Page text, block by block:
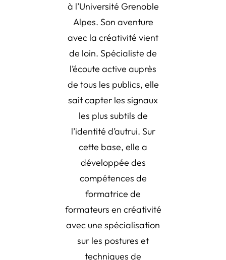
à l’Université Grenoble
Alpes. Son aventure
avec la créativité vient
de loin. Spécialiste de
l’écoute active auprès
de tous les publics, elle
sait capter les signaux
les plus subtils de
l’identité d’autrui. Sur
cette base, elle a
développée des
compétences de
formatrice de
formateurs en créativité
avec une spécialisation
sur les postures et
techniques de